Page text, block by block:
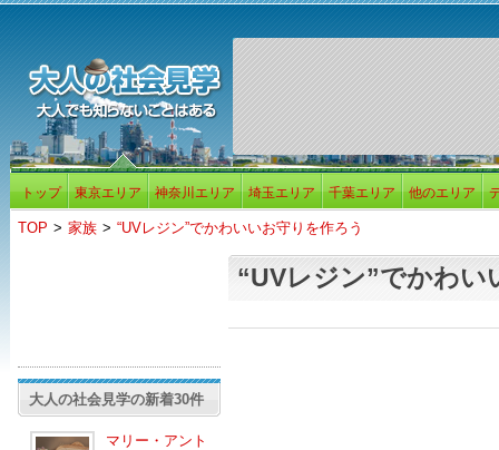
トップ 東京エリア 神奈川エリア 埼玉エリア 千葉エリア 他のエリア
TOP > 家族 > “UVレジン”でかわいいお守りを作ろう
大人の社会見学の新着30件
マリー・アント
“UVレジン”でかわい